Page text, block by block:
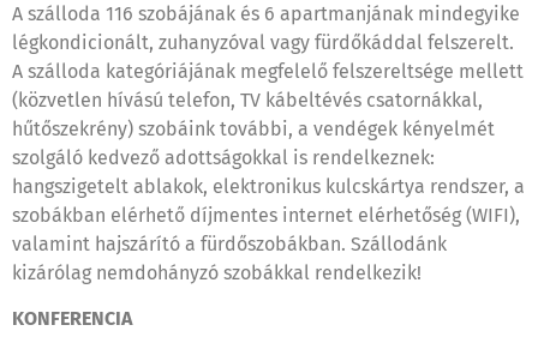
A szálloda 116 szobájának és 6 apartmanjának mindegyike
légkondicionált, zuhanyzóval vagy fürdőkáddal felszerelt.
A szálloda kategóriájának megfelelő felszereltsége mellett
(közvetlen hívású telefon, TV kábeltévés csatornákkal,
hűtőszekrény) szobáink további, a vendégek kényelmét
szolgáló kedvező adottságokkal is rendelkeznek:
hangszigetelt ablakok, elektronikus kulcskártya rendszer, a
szobákban elérhető díjmentes internet elérhetőség (WIFI),
valamint hajszárító a fürdőszobákban. Szállodánk
kizárólag nemdohányzó szobákkal rendelkezik!
KONFERENCIA